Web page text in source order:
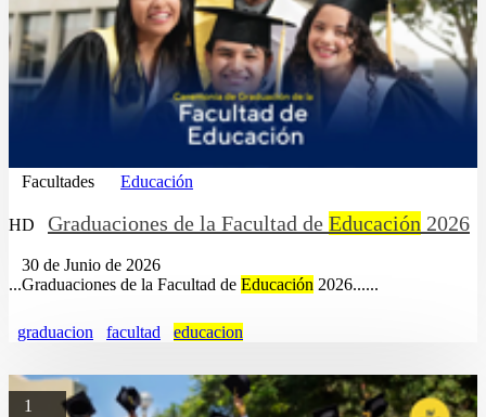
Facultades Educación
HD Graduaciones de la Facultad de Educación 2026
30 de Junio de 2026
...Graduaciones de la Facultad de Educación 2026......
graduacion facultad educacion
1